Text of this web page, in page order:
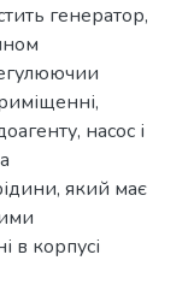
генератор,
насос і
який має
в корпусі